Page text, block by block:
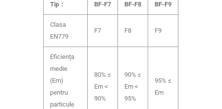
Tip： BF-F7 BF-F8 BF-F9
Clasa
EN779
F7 F8 F9
Eficiența
medie
(Em)
pentru
particule
80% ≤
Em <
90%
90% ≤
Em <
95%
95% ≤
Em